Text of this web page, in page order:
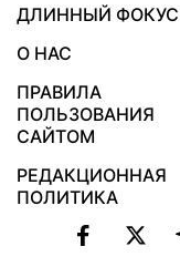
ДЛИННЫЙ ФОКУС
О НАС
ПРАВИЛА
ПОЛЬЗОВАНИЯ
САЙТОМ
РЕДАКЦИОННАЯ
ПОЛИТИКА